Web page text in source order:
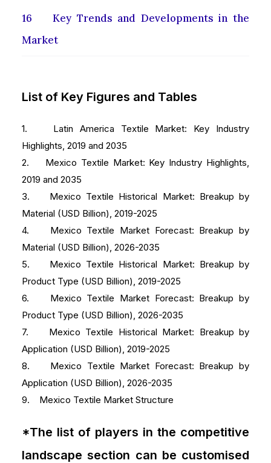
16 Key Trends and Developments in the
Market
List of Key Figures and Tables
1. Latin America Textile Market: Key Industry
Highlights, 2019 and 2035
2. Mexico Textile Market: Key Industry Highlights,
2019 and 2035
3. Mexico Textile Historical Market: Breakup by
Material (USD Billion), 2019-2025
4. Mexico Textile Market Forecast: Breakup by
Material (USD Billion), 2026-2035
5. Mexico Textile Historical Market: Breakup by
Product Type (USD Billion), 2019-2025
6. Mexico Textile Market Forecast: Breakup by
Product Type (USD Billion), 2026-2035
7. Mexico Textile Historical Market: Breakup by
Application (USD Billion), 2019-2025
8. Mexico Textile Market Forecast: Breakup by
Application (USD Billion), 2026-2035
9. Mexico Textile Market Structure
*The list of players in the competitive
landscape section can be customised